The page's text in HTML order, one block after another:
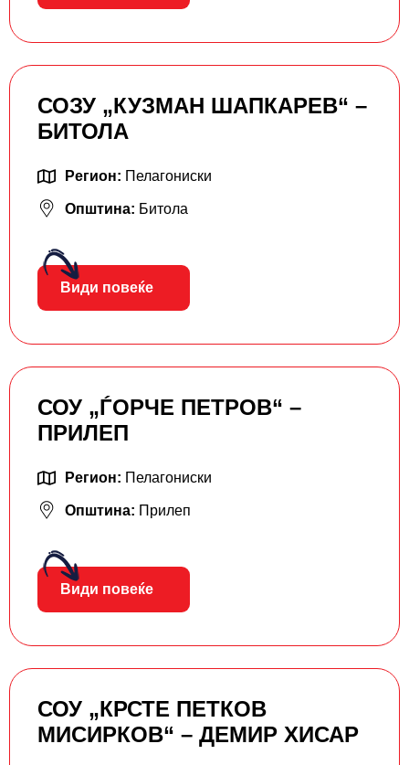
СОЗУ „КУЗМАН ШАПКАРЕВ“ –
БИТОЛА
Регион: Пелагониски
Општина: Битола
Види повеќе
СОУ „ЃОРЧЕ ПЕТРОВ“ –
ПРИЛЕП
Регион: Пелагониски
Општина: Прилеп
Види повеќе
СОУ „КРСТЕ ПETКОВ
МИСИРКОВ“ – ДЕМИР ХИСАР